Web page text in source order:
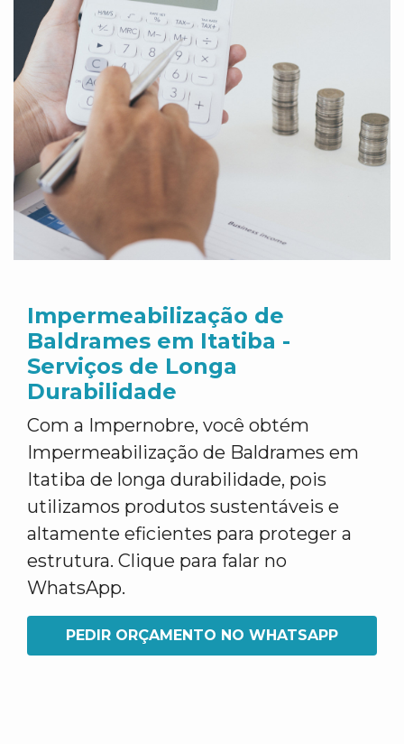
Impermeabilização de
Baldrames em Itatiba -
Serviços de Longa
Durabilidade
Com a Impernobre, você obtém
Impermeabilização de Baldrames em
Itatiba de longa durabilidade, pois
utilizamos produtos sustentáveis e
altamente eficientes para proteger a
estrutura. Clique para falar no
WhatsApp.
PEDIR ORÇAMENTO NO WHATSAPP